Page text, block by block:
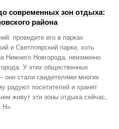
современных зон отдыха:
района
проведите его в парках
и Светлоярский парки, хоть
Нижнего Новгорода, неизменно
У этих общественных
они стали свидетелями многих
радуют посетителей и хранят
живут эти зоны отдыха сейчас,
Н».